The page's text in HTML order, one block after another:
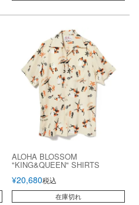
ALOHA BLOSSOM
"KING&QUEEN" SHIRTS
¥20,680税込
在庫切れ